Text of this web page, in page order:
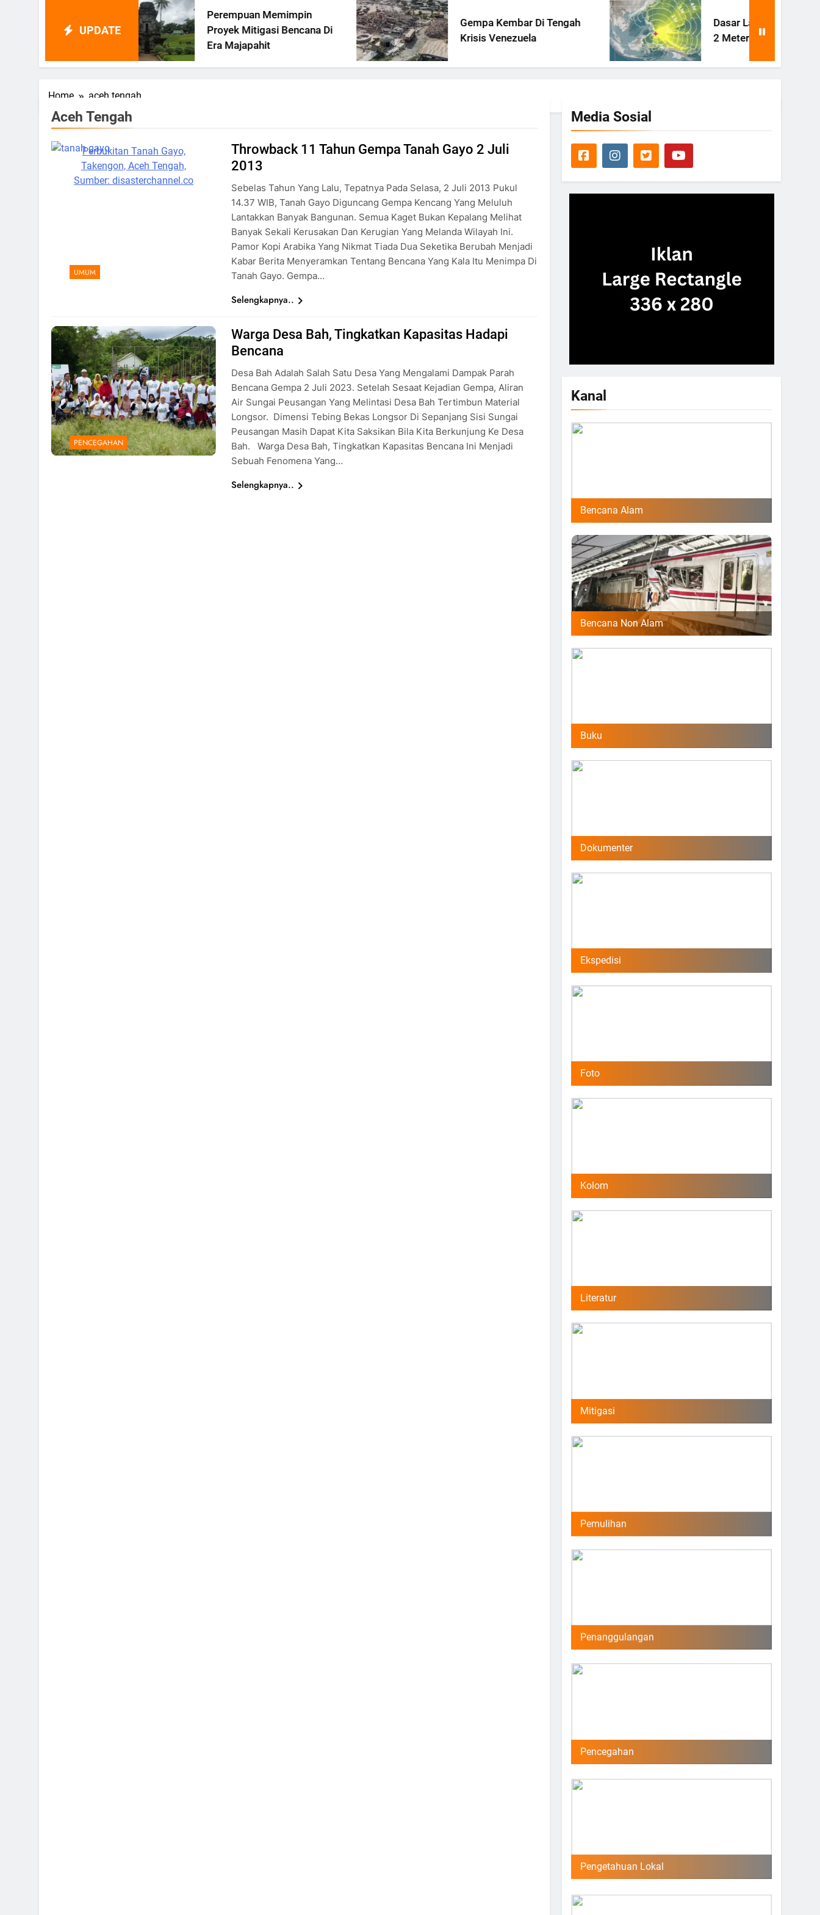
UPDATE
Perempuan Memimpin
Proyek Mitigasi Bencana Di
Era Majapahit
Gempa Kembar Di Tengah
Krisis Venezuela
Dasar Laut Filipina Terangkat
2 Meter Pasca Gempa Besar
Home aceh tengah
Aceh Tengah
Perbukitan Tanah Gayo,
Takengon, Aceh Tengah,
Sumber: disasterchannel.co
UMUM
Throwback 11 Tahun Gempa Tanah Gayo 2 Juli
2013
Sebelas Tahun Yang Lalu, Tepatnya Pada Selasa, 2 Juli 2013 Pukul
14.37 WIB, Tanah Gayo Diguncang Gempa Kencang Yang Meluluh
Lantakkan Banyak Bangunan. Semua Kaget Bukan Kepalang Melihat
Banyak Sekali Kerusakan Dan Kerugian Yang Melanda Wilayah Ini.
Pamor Kopi Arabika Yang Nikmat Tiada Dua Seketika Berubah Menjadi
Kabar Berita Menyeramkan Tentang Bencana Yang Kala Itu Menimpa Di
Tanah Gayo. Gempa…
Selengkapnya..
Warga Desa Bah, Sumber:
Disasterchannel.co
PENCEGAHAN
Warga Desa Bah, Tingkatkan Kapasitas Hadapi
Bencana
Desa Bah Adalah Salah Satu Desa Yang Mengalami Dampak Parah
Bencana Gempa 2 Juli 2023. Setelah Sesaat Kejadian Gempa, Aliran
Air Sungai Peusangan Yang Melintasi Desa Bah Tertimbun Material
Longsor. Dimensi Tebing Bekas Longsor Di Sepanjang Sisi Sungai
Peusangan Masih Dapat Kita Saksikan Bila Kita Berkunjung Ke Desa
Bah. Warga Desa Bah, Tingkatkan Kapasitas Bencana Ini Menjadi
Sebuah Fenomena Yang…
Selengkapnya..
Media Sosial
Kanal
Bencana Alam
Bencana Non Alam
Buku
Dokumenter
Ekspedisi
Foto
Kolom
Literatur
Mitigasi
Pemulihan
Penanggulangan
Pencegahan
Pengetahuan Lokal